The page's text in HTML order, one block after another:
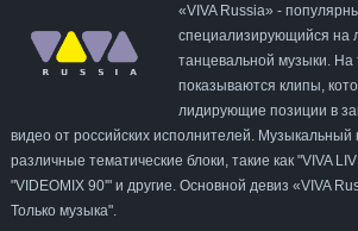
«VIVA Russia» -
специализирующийся на
танцевальной музыки. На
показываются клипы,
лидирующие позиции в
видео от российских исполнителей. Музыкальный
различные тематические блоки, такие как "VIVA
"VIDEOMIX 90'" и другие. Основной девиз «VIVA
Только музыка".